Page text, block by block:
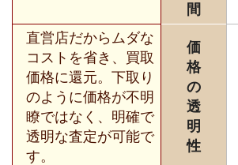
間
直営店だからムダな
コストを省き、買取
価格に還元。下取り
のように価格が不明
瞭ではなく、明確で
透明な査定が可能で
す。
価
格
の
透
明
性